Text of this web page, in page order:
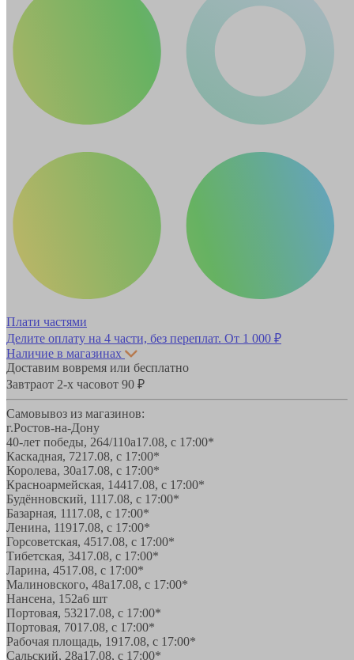
Плати частями
Делите оплату на 4 части, без переплат. От 1 000 ₽
Наличие в магазинах
Доставим вовремя или бесплатно
Завтраот 2-х часовот 90 ₽
Самовывоз из магазинов:
г.Ростов-на-Дону
40-лет победы, 264/110а17.08, с 17:00*
Каскадная, 7217.08, с 17:00*
Королева, 30а17.08, с 17:00*
Красноармейская, 14417.08, с 17:00*
Будённовский, 1117.08, с 17:00*
Базарная, 1117.08, с 17:00*
Ленина, 11917.08, с 17:00*
Горсоветская, 4517.08, с 17:00*
Тибетская, 3417.08, с 17:00*
Ларина, 4517.08, с 17:00*
Малиновского, 48а17.08, с 17:00*
Нансена, 152а6 шт
Портовая, 53217.08, с 17:00*
Портовая, 7017.08, с 17:00*
Рабочая площадь, 1917.08, с 17:00*
Сальский, 28a17.08, с 17:00*